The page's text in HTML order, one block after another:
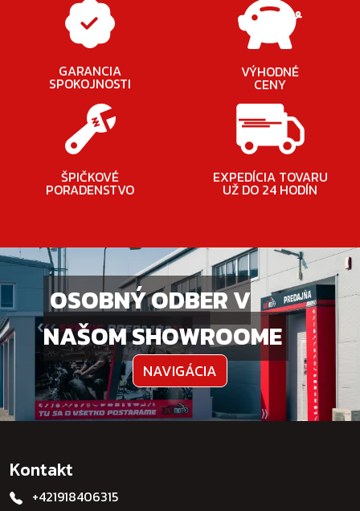
GARANCIA
SPOKOJNOSTI
VÝHODNÉ
CENY
ŠPIČKOVÉ
PORADENSTVO
EXPEDÍCIA TOVARU
UŽ DO 24 HODÍN
OSOBNÝ ODBER V
NAŠOM SHOWROOME
NAVIGÁCIA
Kontakt
+421918406315